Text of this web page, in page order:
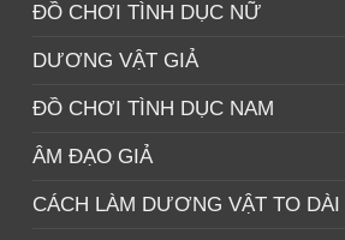
ĐỒ CHƠI TÌNH DỤC NỮ
DƯƠNG VẬT GIẢ
ĐỒ CHƠI TÌNH DỤC NAM
ÂM ĐẠO GIẢ
CÁCH LÀM DƯƠNG VẬT TO DÀI